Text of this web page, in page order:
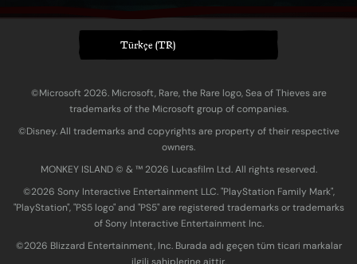
Türkçe (TR)
©Microsoft 2026. Microsoft, Rare, the Rare logo, Sea of Thieves are
trademarks of the Microsoft group of companies.
©Disney. All trademarks and copyrights are property of their respective
owners.
MONKEY ISLAND © & ™ 20‍26 Lucasfilm Ltd. All rights reserved.
©2026 Sony Interactive Entertainment LLC. "PlayStation Family Mark",
"PlayStation", "PS5 logo" and "PS5" are registered trademarks or trademarks
of Sony Interactive Entertainment Inc.
©2026 Blizzard Entertainment, Inc. Burada adı geçen tüm ticari markalar